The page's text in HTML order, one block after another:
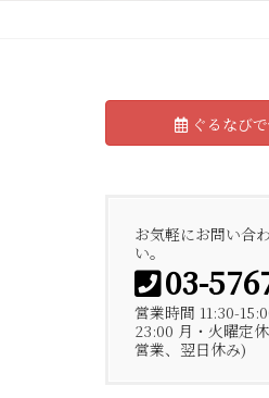
ぐるなび
お気軽にお問い合
い。
03-
営業時間 11:30-
23:00 月・火曜定
営業、翌日休み)